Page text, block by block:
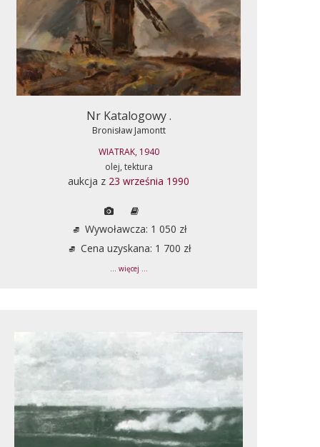
Nr Katalogowy .
Bronisław Jamontt
WIATRAK, 1940
olej, tektura
aukcja z 23 września 1990
Wywoławcza: 1 050 zł
Cena uzyskana: 1 700 zł
... więcej ...